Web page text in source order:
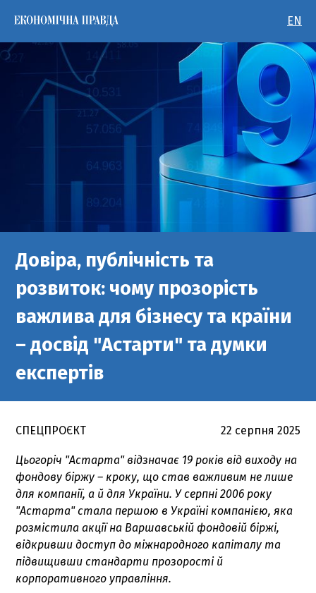
EN
Довіра, публічність та
розвиток: чому прозорість
важлива для бізнесу та країни
– досвід "Астарти" та думки
експертів
СПЕЦПРОЄКТ 22 серпня 2025
Цьогоріч "Астарта" відзначає 19 років від виходу на
фондову біржу – кроку, що став важливим не лише
для компанії, а й для України. У серпні 2006 року
"Астарта" стала першою в Україні компанією, яка
розмістила акції на Варшавській фондовій біржі,
відкривши доступ до міжнародного капіталу та
підвищивши стандарти прозорості й
корпоративного управління.